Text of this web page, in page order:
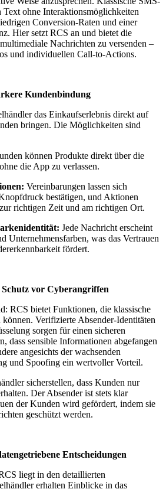
ohne Interaktionsmöglichkeiten
Conversion-Raten und einer
Hier setzt RCS an und bietet die
Nachrichten zu versenden –
und individuellen Call-to-Actions.
Kundenbindung
das Einkaufserlebnis direkt auf
bringen. Die Möglichkeiten sind
können Produkte direkt über die
die App zu verlassen.
Vereinbarungen lassen sich
bestätigen, und Aktionen
richtigen Zeit und am richtigen Ort.
Jede Nachricht erscheint
Unternehmensfarben, was das Vertrauen
fördert.
vor Cyberangriffen
RCS bietet Funktionen, die klassische
Verifizierte Absender-Identitäten
sorgen für einen sicheren
dass sensible Informationen abgefangen
angesichts der wachsenden
und Spoofing ein wertvoller Vorteil.
sicherstellen, dass Kunden nur
Der Absender ist stets klar
der Kunden wird gefördert, indem sie
geschützt werden.
Entscheidungen
liegt in den detaillierten
erhalten Einblicke in das